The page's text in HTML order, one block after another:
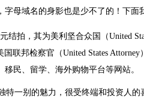
字母域名的身影也是少不了的！下
拍，其为美利坚合众国（United
国联邦检察官（United States
民、留学、海外购物平台等网站。
一别的魅力，很受终端和投资人的